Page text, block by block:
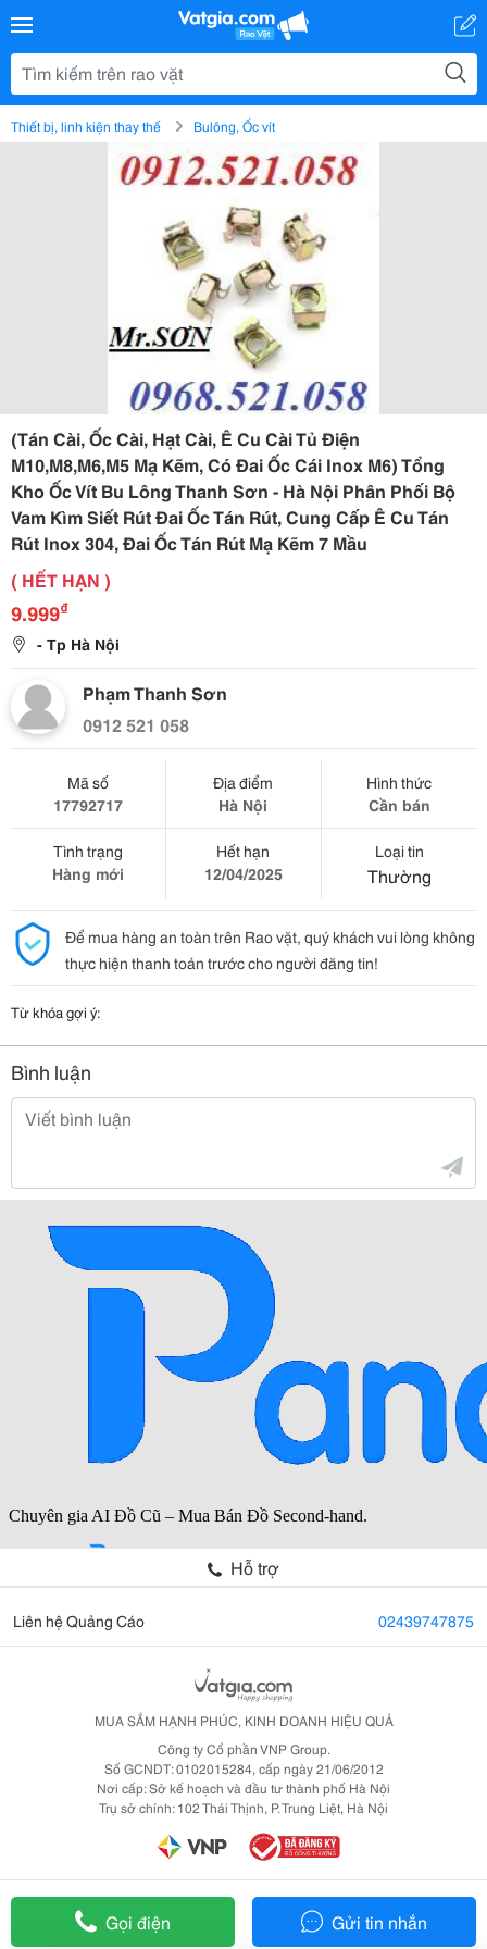
Thiết bị, linh kiện thay thế Bulông, Ốc vít
(Tán Cài, Ốc Cài, Hạt Cài, Ê Cu Cài Tủ Điện
M10,M8,M6,M5 Mạ Kẽm, Có Đai Ốc Cái Inox M6) Tổng
Kho Ốc Vít Bu Lông Thanh Sơn - Hà Nội Phân Phối Bộ
Vam Kìm Siết Rút Đai Ốc Tán Rút, Cung Cấp Ê Cu Tán
Rút Inox 304, Đai Ốc Tán Rút Mạ Kẽm 7 Mầu
( HẾT HẠN )
9.999₫
- Tp Hà Nội
Phạm Thanh Sơn
0912 521 058
Mã số
17792717
Địa điểm
Hà Nội
Hình thức
Cần bán
Tình trạng
Hàng mới
Hết hạn
12/04/2025
Loại tin
Thường
Để mua hàng an toàn trên Rao vặt, quý khách vui lòng không
thực hiện thanh toán trước cho người đăng tin!
Từ khóa gợi ý:
Bình luận
Gọi điện Gửi tin nhắn
Hỗ trợ
Liên hệ Quảng Cáo 02439747875
MUA SẮM HẠNH PHÚC, KINH DOANH HIỆU QUẢ
Công ty Cổ phần VNP Group.
Số GCNDT: 0102015284, cấp ngày 21/06/2012
Nơi cấp: Sở kế hoạch và đầu tư thành phố Hà Nội
Trụ sở chính: 102 Thái Thịnh, P. Trung Liệt, Hà Nội